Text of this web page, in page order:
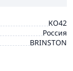
КО42
Россия
BRINSTON